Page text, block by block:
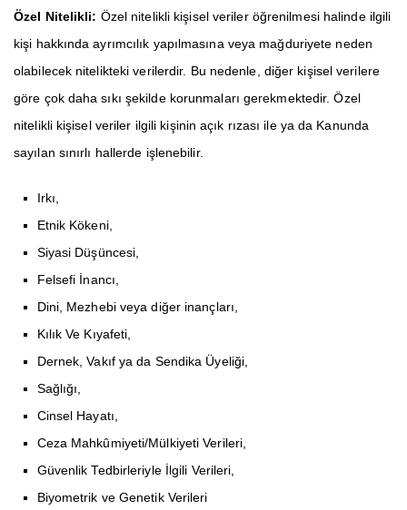
Özel Nitelikli: Özel nitelikli kişisel veriler öğrenilmesi halinde ilgili
kişi hakkında ayrımcılık yapılmasına veya mağduriyete neden
olabilecek nitelikteki verilerdir. Bu nedenle, diğer kişisel verilere
göre çok daha sıkı şekilde korunmaları gerekmektedir. Özel
nitelikli kişisel veriler ilgili kişinin açık rızası ile ya da Kanunda
sayılan sınırlı hallerde işlenebilir.
Irkı,
Etnik Kökeni,
Siyasi Düşüncesi,
Felsefi İnancı,
Dini, Mezhebi veya diğer inançları,
Kılık Ve Kıyafeti,
Dernek, Vakıf ya da Sendika Üyeliği,
Sağlığı,
Cinsel Hayatı,
Ceza Mahkûmiyeti/Mülkiyeti Verileri,
Güvenlik Tedbirleriyle İlgili Verileri,
Biyometrik ve Genetik Verileri